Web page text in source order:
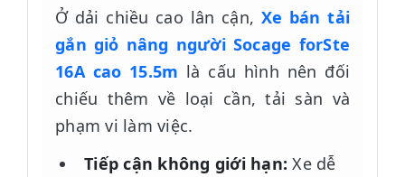
Ở dải chiều cao lân cận, Xe bán tải
gắn giỏ nâng người Socage forSte
16A cao 15.5m là cấu hình nên đối
chiếu thêm về loại cần, tải sàn và
phạm vi làm việc.
Tiếp cận không giới hạn: Xe dễ